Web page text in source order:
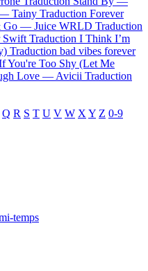
— Tainy Traduction Forever
Go — Juice WRLD Traduction
Swift Traduction I Think I’m
Traduction bad vibes forever
You're Too Shy (Let Me
Love — Avicii Traduction
Q R S T U V W X Y Z 0-9
temps